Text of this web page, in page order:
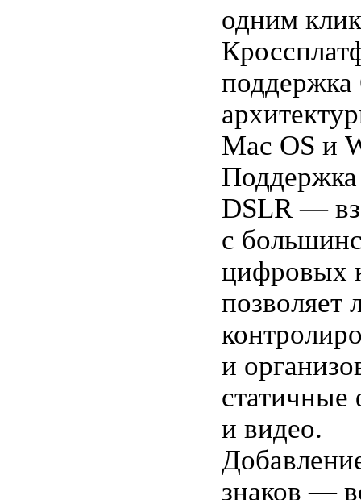
одним
поддержка
Mac OS и
DSLR —
с
цифровых
позволяет
и
статичные
и видео.
знаков —